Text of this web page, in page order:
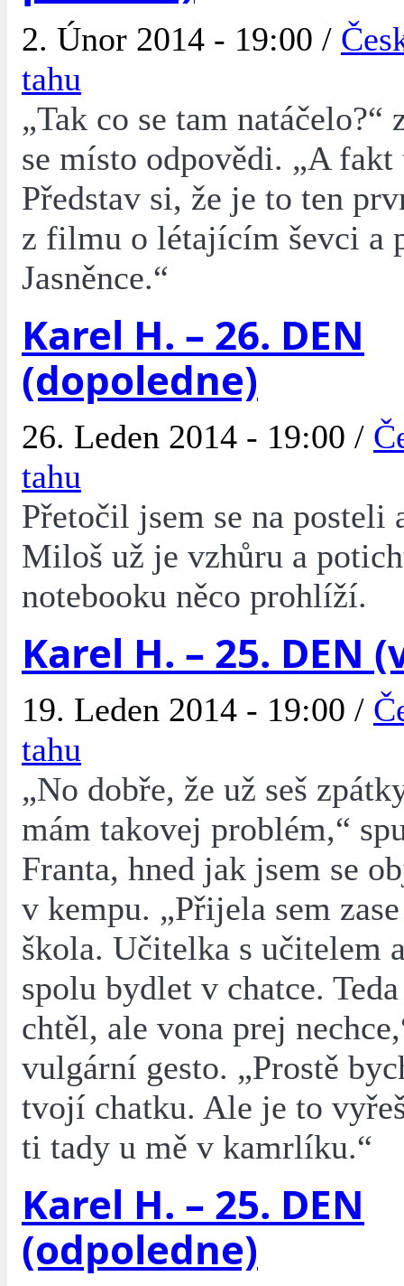
2. Únor 2014 - 19:00 /
tahu
„Tak co se tam natáčelo?“
se místo odpovědi. „A
Představ si, že je to ten
z filmu o létajícím ševci a
Jasněnce.“
Karel H. – 26. DEN
(dopoledne)
26. Leden 2014 - 19:00 /
tahu
Přetočil jsem se na posteli
Miloš už je vzhůru a
notebooku něco prohlíží.
Karel H. – 25. DEN
19. Leden 2014 - 19:00 /
tahu
„No dobře, že už seš
mám takovej problém,“
Franta, hned jak jsem se
v kempu. „Přijela sem
škola. Učitelka s učitelem
spolu bydlet v chatce.
chtěl, ale vona prej
vulgární gesto. „Prostě
tvojí chatku. Ale je to
ti tady u mě v kamrlíku.“
Karel H. – 25. DEN
(odpoledne)